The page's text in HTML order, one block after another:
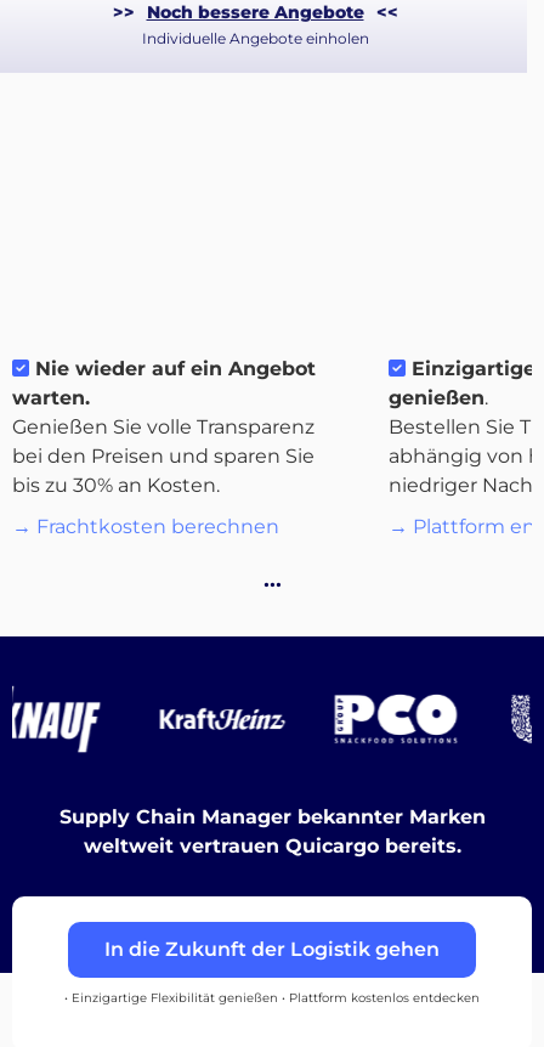
Über
Quicargo
Deutsch
Einloggen
Registrieren
>> Noch bessere Angebote <<
Individuelle Angebote einholen
Nie wieder auf ein Angebot
warten.
Genießen Sie volle Transparenz
bei den Preisen und sparen Sie
bis zu 30% an Kosten.
→ Frachtkosten berechnen
genießen.
Bestellen Sie
abhängig von
niedriger
→ Plattform
…
Supply Chain Manager bekannter Marken
weltweit vertrauen Quicargo bereits.
In die Zukunft der Logistik gehen
• Einzigartige Flexibilität genießen • Plattform kostenlos entdecken